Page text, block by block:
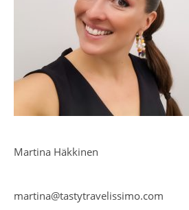
Martina Häkkinen
martina@tastytravelissimo.com